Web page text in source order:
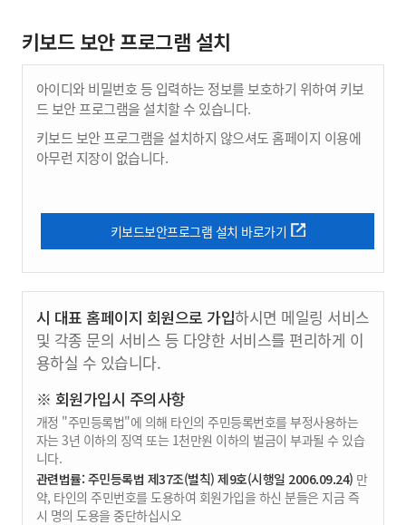
키보드 보안 프로그램 설치
아이디와 비밀번호 등 입력하는 정보를 보호하기 위하여 키보
드 보안 프로그램을 설치할 수 있습니다.
키보드 보안 프로그램을 설치하지 않으셔도 홈페이지 이용에
아무런 지장이 없습니다.
키보드보안프로그램 설치 바로가기
시 대표 홈페이지 회원으로 가입하시면 메일링 서비스
및 각종 문의 서비스 등 다양한 서비스를 편리하게 이
용하실 수 있습니다.
※ 회원가입시 주의사항
개정 "주민등록법"에 의해 타인의 주민등록번호를 부정사용하는
자는 3년 이하의 징역 또는 1천만원 이하의 벌금이 부과될 수 있습
니다.
관련법률: 주민등록법 제37조(벌칙) 제9호(시행일 2006.09.24) 만
약, 타인의 주민번호를 도용하여 회원가입을 하신 분들은 지금 즉
시 명의 도용을 중단하십시오